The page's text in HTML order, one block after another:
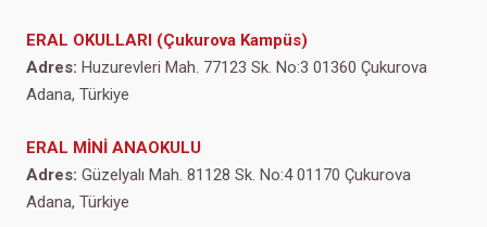
ERAL OKULLARI (Çukurova Kampüs)
Adres: Huzurevleri Mah. 77123 Sk. No:3 01360 Çukurova
Adana, Türkiye
ERAL MİNİ ANAOKULU
Adres: Güzelyalı Mah. 81128 Sk. No:4 01170 Çukurova
Adana, Türkiye